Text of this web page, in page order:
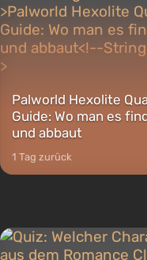
auf Amerika geöffnet wird.
Palworld Hexolite
Guide: Wo man es
und abbaut
1 Tag zurück